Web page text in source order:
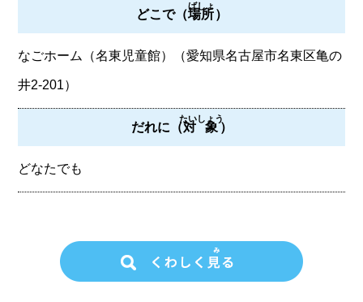
どこで（場所
ばしょ
）
なごホーム（名東児童館）（愛知県名古屋市名東区亀の
井2-201）
だれに（対象
たいしょう
）
どなたでも